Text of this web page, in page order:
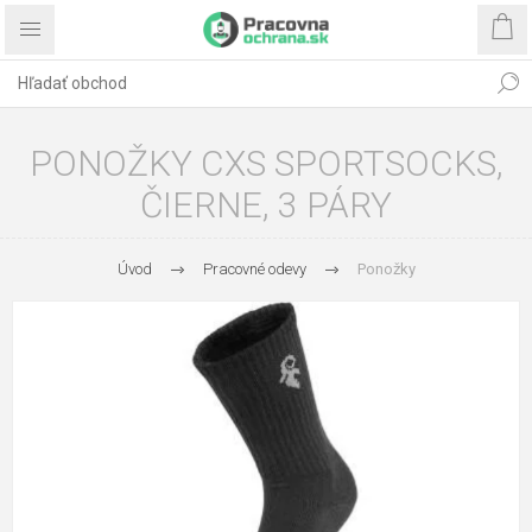
PONOŽKY CXS SPORTSOCKS,
ČIERNE, 3 PÁRY
Úvod Pracovné odevy Ponožky